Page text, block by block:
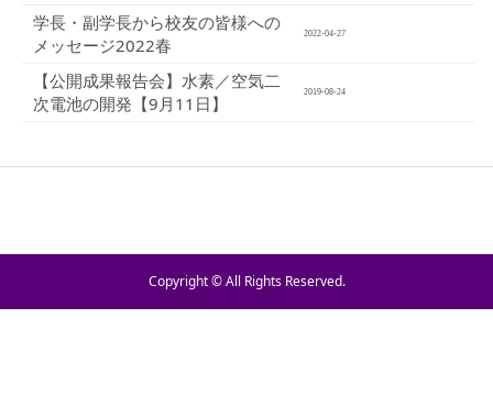
学長・副学長から校友の皆様への
メッセージ2022春
2022-04-27
【公開成果報告会】水素／空気二
次電池の開発【9月11日】
2019-08-24
Copyright © All Rights Reserved.